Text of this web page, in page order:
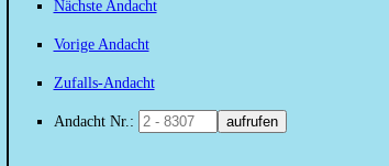
Nächste Andacht
Vorige Andacht
Zufalls-Andacht
Andacht Nr.: aufrufen